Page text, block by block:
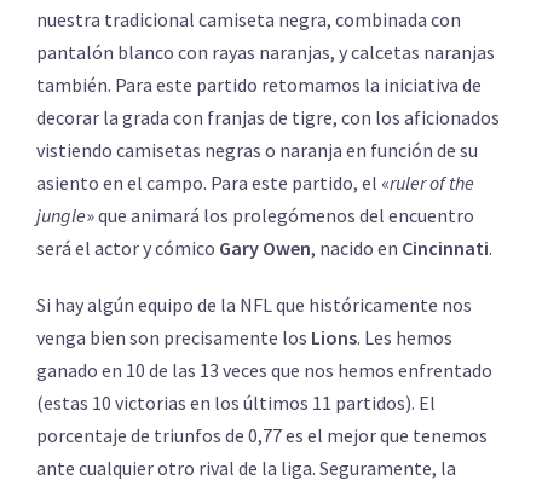
nuestra tradicional camiseta negra, combinada con
pantalón blanco con rayas naranjas, y calcetas naranjas
también. Para este partido retomamos la iniciativa de
decorar la grada con franjas de tigre, con los aficionados
vistiendo camisetas negras o naranja en función de su
asiento en el campo. Para este partido, el «ruler of the
jungle» que animará los prolegómenos del encuentro
será el actor y cómico Gary Owen, nacido en Cincinnati.
Si hay algún equipo de la NFL que históricamente nos
venga bien son precisamente los Lions. Les hemos
ganado en 10 de las 13 veces que nos hemos enfrentado
(estas 10 victorias en los últimos 11 partidos). El
porcentaje de triunfos de 0,77 es el mejor que tenemos
ante cualquier otro rival de la liga. Seguramente, la